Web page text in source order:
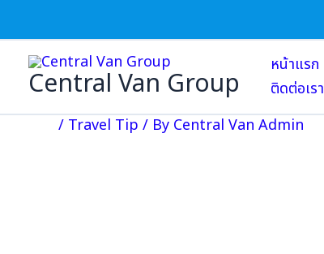
to
content
Central Van Group
หน้าแรก
ติดต่อเรา
/ Travel Tip / By Central Van Admin